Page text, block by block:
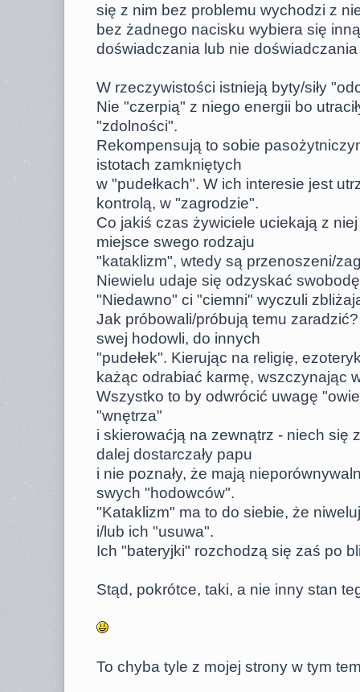
się z nim bez problemu wychodzi z
bez żadnego nacisku wybiera się
doświadczania lub nie
W rzeczywistości istnieją byty/siły
Nie "czerpią" z niego energii bo
"zdolności".
Rekompensują to sobie
istotach zamkniętych
w "pudełkach". W ich interesie jest
kontrolą, w "zagrodzie".
Co jakiś czas żywiciele uciekają z
miejsce swego rodzaju
"kataklizm", wtedy są przenoszeni/
Niewielu udaje się odzyskać
"Niedawno" ci "ciemni" wyczuli
Jak próbowali/próbują temu
swej hodowli, do innych
"pudełek". Kierując na religię,
każąc odrabiać karmę, wszczynając
Wszystko to by odwrócić uwagę
"wnętrza"
i skierowaćją na zewnątrz - niech się
dalej dostarczały papu
i nie poznały, że mają
swych "hodowców".
"Kataklizm" ma to do siebie, że
i/lub ich "usuwa".
Ich "bateryjki" rozchodzą się zaś po
Stąd, pokrótce, taki, a nie inny stan
To chyba tyle z mojej strony w tym